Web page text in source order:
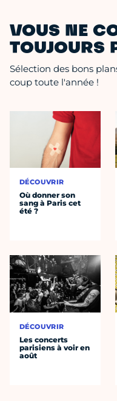
VOUS NE
TOUJOURS
Sélection des bons
coup toute l'année !
DÉCOUVRIR
Où donner son
sang à Paris cet
été ?
DÉCOUVRIR
Les concerts
parisiens à voir en
août